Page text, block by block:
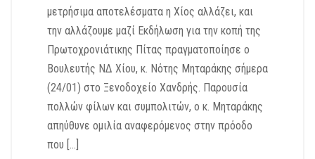
μετρήσιμα αποτελέσματα η Χίος αλλάζει, και
την αλλάζουμε μαζί Εκδήλωση για την κοπή της
Πρωτοχρονιάτικης Πίτας πραγματοποίησε ο
Βουλευτής ΝΔ Χίου, κ. Νότης Μηταράκης σήμερα
(24/01) στο Ξενοδοχείο Χανδρής. Παρουσία
πολλών φίλων και συμπολιτών, ο κ. Μηταράκης
απηύθυνε ομιλία αναφερόμενος στην πρόοδο
που […]